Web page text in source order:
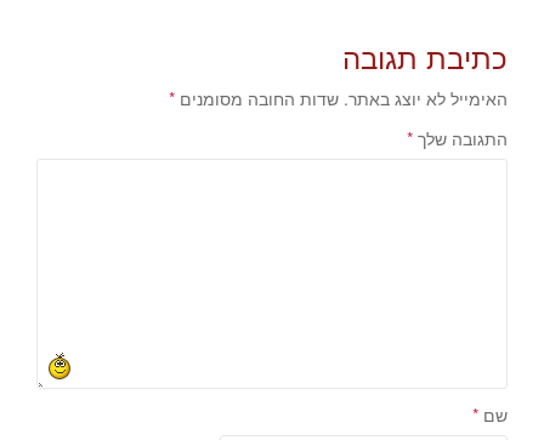
כתיבת תגובה
האימייל לא יוצג באתר. שדות החובה מסומנים *
התגובה שלך *
שם *